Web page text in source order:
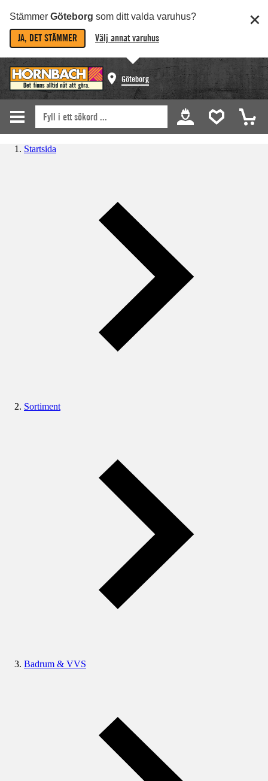
Stämmer Göteborg som ditt valda varuhus?
JA, DET STÄMMER Välj annat varuhus
Göteborg
Startsida
Sortiment
Badrum & VVS